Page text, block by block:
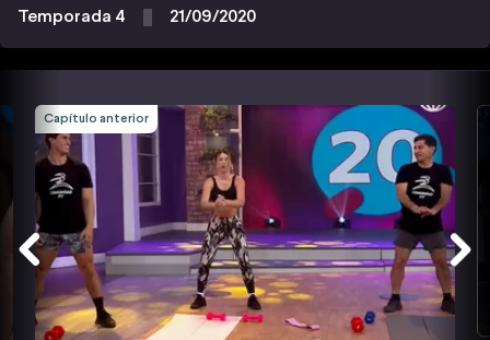
Temporada 4 21/09/2020
Capítulo anterior